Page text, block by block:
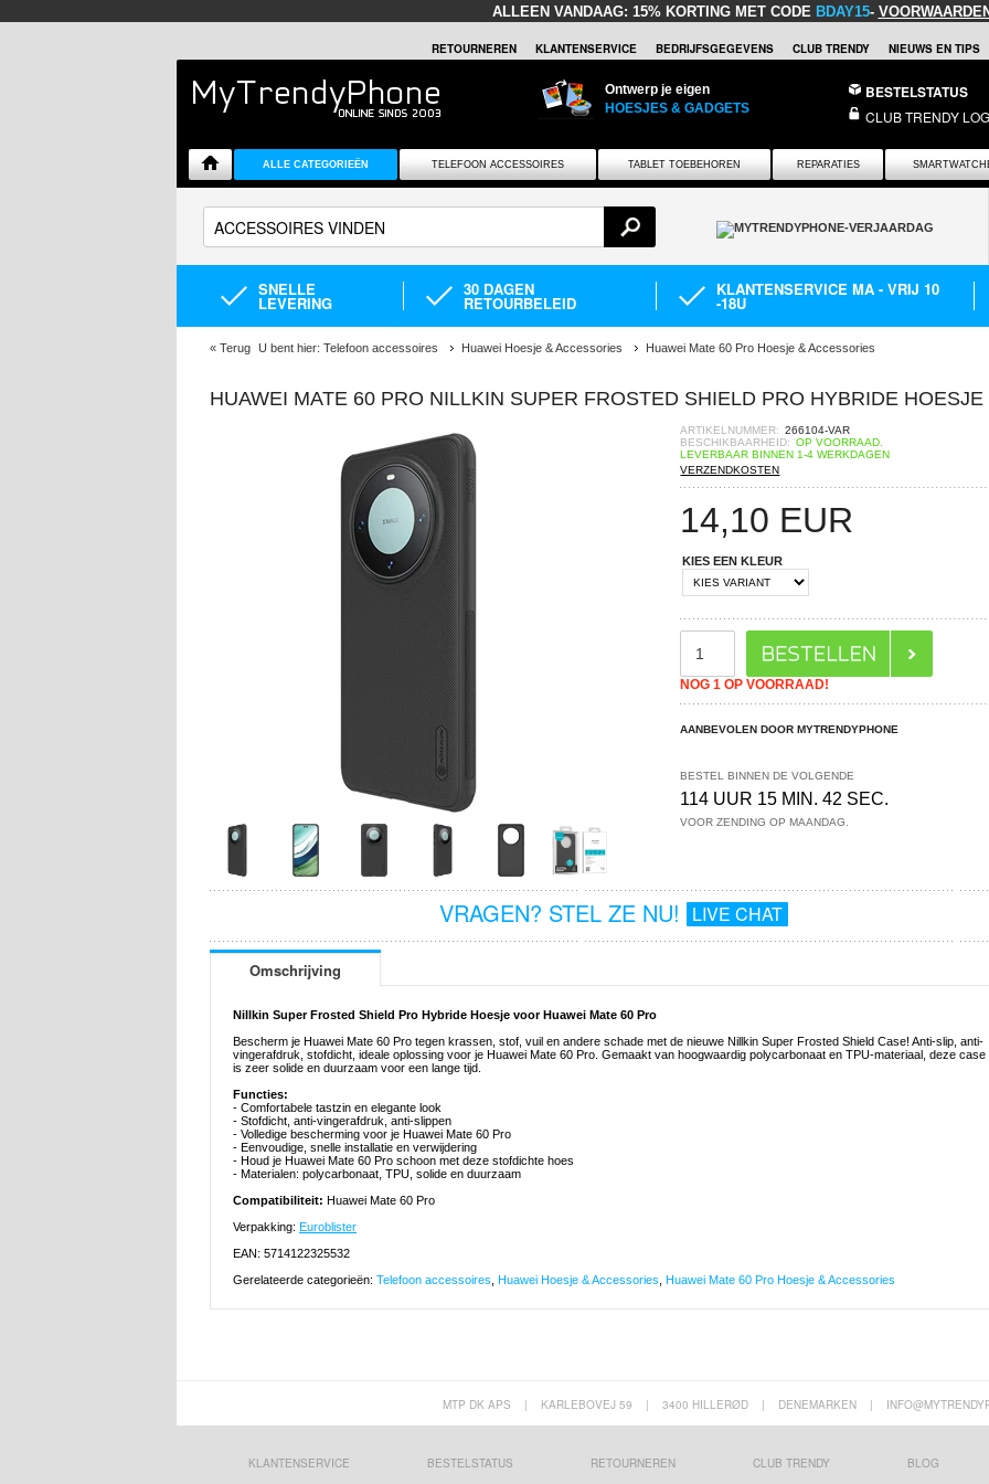
ALLEEN VANDAAG: 15% KORTING MET CODE BDAY15- VOORWAARDEN
RETOURNEREN KLANTENSERVICE BEDRIJFSGEGEVENS CLUB TRENDY NIEUWS EN TIPS
Ontwerp je eigen
HOESJES & GADGETS
BESTELSTATUS
CLUB TRENDY
ALLE CATEGORIEËN TELEFOON ACCESSOIRES TABLET TOEBEHOREN REPARATIES
SNELLE
LEVERING
30 DAGEN
RETOURBELEID
KLANTENSERVICE MA - VRIJ 10
-18U
« Terug U bent hier: Telefoon accessoires Huawei Hoesje & Accessories Huawei Mate 60 Pro Hoesje & Accessories
HUAWEI MATE 60 PRO NILLKIN SUPER FROSTED SHIELD PRO HYBRIDE HOESJE
ARTIKELNUMMER: 266104-VAR
BESCHIKBAARHEID: OP VOORRAAD.
LEVERBAAR BINNEN 1-4 WERKDAGEN
VERZENDKOSTEN
14,10 EUR
KIES EEN KLEUR
NOG 1 OP VOORRAAD!
AANBEVOLEN DOOR MYTRENDYPHONE
BESTEL BINNEN DE VOLGENDE
114 UUR 15 MIN. 42 SEC.
VOOR ZENDING OP MAANDAG.
VRAGEN? STEL ZE NU! LIVE CHAT
Omschrijving
Nillkin Super Frosted Shield Pro Hybride Hoesje voor Huawei Mate 60 Pro
Bescherm je Huawei Mate 60 Pro tegen krassen, stof, vuil en andere schade met de nieuwe Nillkin Super Frosted Shield Case! Anti-slip, anti-
vingerafdruk, stofdicht, ideale oplossing voor je Huawei Mate 60 Pro. Gemaakt van hoogwaardig polycarbonaat en TPU-materiaal, deze case
is zeer solide en duurzaam voor een lange tijd.
Functies:
- Comfortabele tastzin en elegante look
- Stofdicht, anti-vingerafdruk, anti-slippen
- Volledige bescherming voor je Huawei Mate 60 Pro
- Eenvoudige, snelle installatie en verwijdering
- Houd je Huawei Mate 60 Pro schoon met deze stofdichte hoes
- Materialen: polycarbonaat, TPU, solide en duurzaam
Compatibiliteit: Huawei Mate 60 Pro
Verpakking: Euroblister
EAN: 5714122325532
Gerelateerde categorieën: Telefoon accessoires Huawei Hoesje & Accessories Huawei Mate 60 Pro Hoesje & Accessories
MTP DK APS | KARLEBOVEJ 59 | 3400 HILLERØD | DENEMARKEN |
KLANTENSERVICE BESTELSTATUS RETOURNEREN CLUB TRENDY BLOG